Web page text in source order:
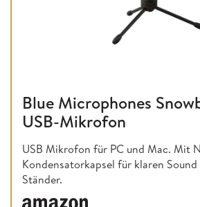
Blue Microphones
USB-Mikrofon
USB Mikrofon für PC und Mac. Mit
Kondensatorkapsel für klaren
Ständer.